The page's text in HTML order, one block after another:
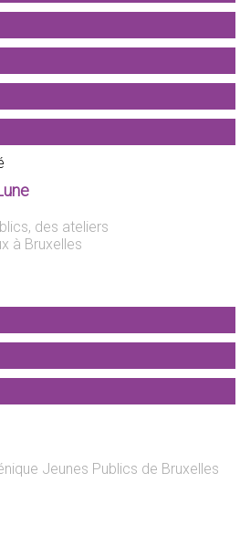
des ateliers
à Bruxelles
Jeunes Publics de Bruxelles